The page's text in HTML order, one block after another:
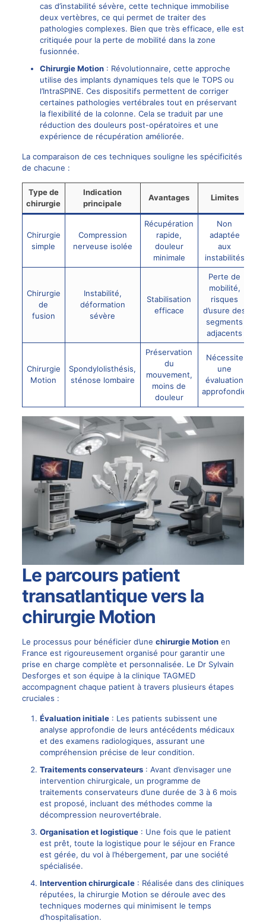
cas d’instabilité sévère, cette technique immobilise
deux vertèbres, ce qui permet de traiter des
pathologies complexes. Bien que très efficace, elle est
critiquée pour la perte de mobilité dans la zone
fusionnée.
ChirurgieMotion: Révolutionnaire, cette approche
utilise des implants dynamiques tels que le TOPS ou
l’IntraSPINE. Ces dispositifs permettent de corriger
certaines pathologies vertébrales tout en préservant
la flexibilité de la colonne. Cela se traduit par une
réduction des douleurs post-opératoires et une
expérience de récupération améliorée.
La comparaison de ces techniques souligne les spécificités
de chacune :
Type de
chirurgie
Indication
principale
Avantages Limites
Chirurgie
simple
Compression
nerveuse isolée
Récupération
rapide,
douleur
minimale
Non
adaptée
aux
instabilités
Chirurgie
de
fusion
Instabilité,
déformation
sévère
Stabilisation
efficace
Perte de
mobilité,
risques
d’usure des
segments
adjacents
Chirurgie
Motion
Spondylolisthésis,
sténose lombaire
Préservation
du
mouvement,
moins de
douleur
Nécessite
une
évaluation
approfondie
Le parcours patient
transatlantique vers la
chirurgie Motion
Le processus pour bénéficier d’une chirurgie Motionen
France est rigoureusement organisé pour garantir une
prise en charge complète et personnalisée. Le Dr Sylvain
Desforges et son équipe à la clinique TAGMED
accompagnent chaque patient à travers plusieurs étapes
cruciales :
Évaluation initiale: Les patients subissent une
analyse approfondie de leurs antécédents médicaux
et des examens radiologiques, assurant une
compréhension précise de leur condition.
Traitements conservateurs: Avant d’envisager une
intervention chirurgicale, un programme de
traitements conservateurs d’une durée de 3 à 6 mois
est proposé, incluant des méthodes comme la
décompression neurovertébrale.
Organisation et logistique: Une fois que le patient
est prêt, toute la logistique pour le séjour en France
est gérée, du vol à l’hébergement, par une société
spécialisée.
Intervention chirurgicale: Réalisée dans des cliniques
réputées, la chirurgie Motion se déroule avec des
techniques modernes qui minimisent le temps
d’hospitalisation.